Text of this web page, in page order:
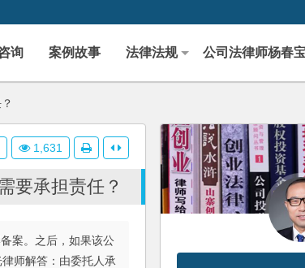
询 案例故事 法律法规 公司法律师杨春
要承担责任？
案。之后，如果该公
师解答：由委托人承
1,631